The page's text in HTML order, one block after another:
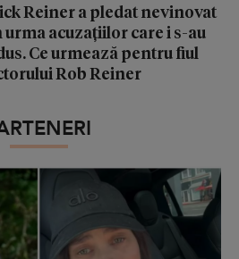
Reiner a pledat nevinovat
urma acuzațiilor care i s-au
Ce urmează pentru fiul
Rob Reiner